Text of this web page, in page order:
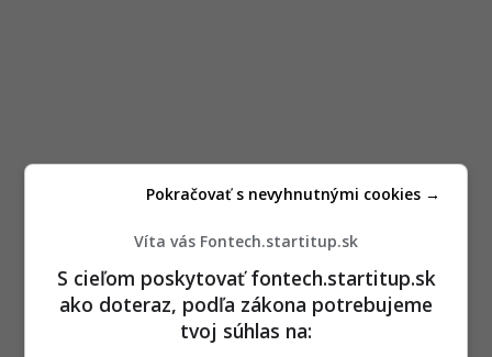
Víta vás Fontech.startitup.sk
S cieľom poskytovať fontech.startitup.sk
ako doteraz, podľa zákona potrebujeme
tvoj súhlas na:
Pokračovať s nevyhnutnými cookies →